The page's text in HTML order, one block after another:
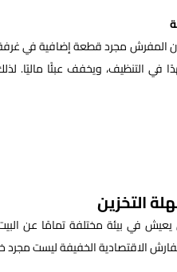
المفرش مجرد قطعة إضافية في غرفة
في التنظيف، ويخفف عبئًا ماليًا.
التخزين
في بيئة مختلفة تمامًا عن
الاقتصادية الخفيفة ليست